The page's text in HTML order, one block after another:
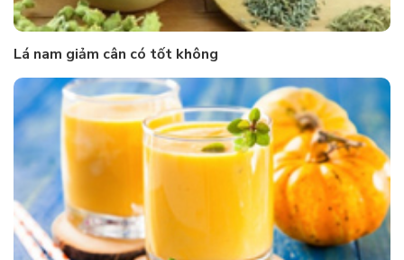
Lá nam giảm cân có tốt không